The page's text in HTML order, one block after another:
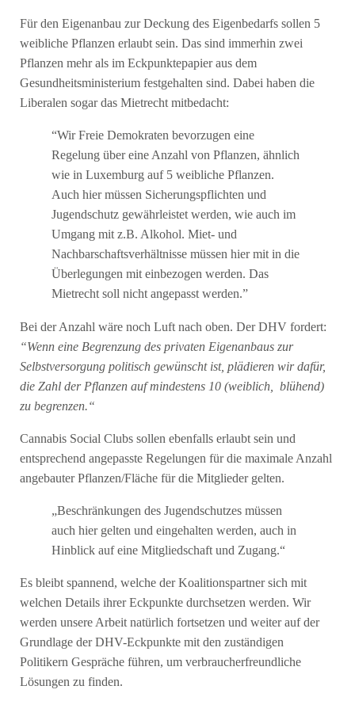
Für den Eigenanbau zur Deckung des Eigenbedarfs sollen 5
weibliche Pflanzen erlaubt sein. Das sind immerhin zwei
Pflanzen mehr als im Eckpunktepapier aus dem
Gesundheitsministerium festgehalten sind. Dabei haben die
Liberalen sogar das Mietrecht mitbedacht:
“Wir Freie Demokraten bevorzugen eine
Regelung über eine Anzahl von Pflanzen, ähnlich
wie in Luxemburg auf 5 weibliche Pflanzen.
Auch hier müssen Sicherungspflichten und
Jugendschutz gewährleistet werden, wie auch im
Umgang mit z.B. Alkohol. Miet- und
Nachbarschaftsverhältnisse müssen hier mit in die
Überlegungen mit einbezogen werden. Das
Mietrecht soll nicht angepasst werden.”
Bei der Anzahl wäre noch Luft nach oben. Der DHV fordert:
“Wenn eine Begrenzung des privaten Eigenanbaus zur
Selbstversorgung politisch gewünscht ist, plädieren wir dafür,
die Zahl der Pflanzen auf mindestens 10 (weiblich, blühend)
zu begrenzen.“
Cannabis Social Clubs sollen ebenfalls erlaubt sein und
entsprechend angepasste Regelungen für die maximale Anzahl
angebauter Pflanzen/Fläche für die Mitglieder gelten.
„Beschränkungen des Jugendschutzes müssen
auch hier gelten und eingehalten werden, auch in
Hinblick auf eine Mitgliedschaft und Zugang.“
Es bleibt spannend, welche der Koalitionspartner sich mit
welchen Details ihrer Eckpunkte durchsetzen werden. Wir
werden unsere Arbeit natürlich fortsetzen und weiter auf der
Grundlage der DHV-Eckpunkte mit den zuständigen
Politikern Gespräche führen, um verbraucherfreundliche
Lösungen zu finden.